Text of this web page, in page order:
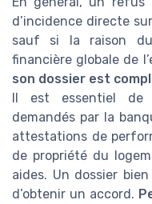
d’incidence directe
sauf si la raison
financière globale de
son dossier est
Il est essentiel de
demandés par la
attestations de
de propriété du
aides. Un dossier
d’obtenir un accord.